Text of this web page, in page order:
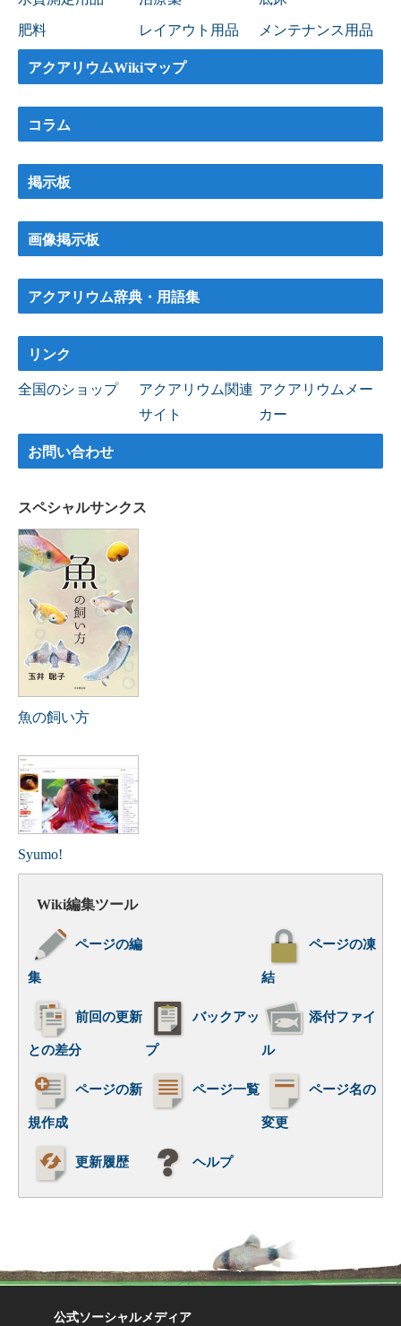
肥料 レイアウト用品 メンテナンス用品
アクアリウムWikiマップ
コラム
掲示板
画像掲示板
アクアリウム辞典・用語集
リンク
全国のショップ
アクアリウム関連
サイト
アクアリウムメー
カー
お問い合わせ
スペシャルサンクス
魚の飼い方
Syumo!
Wiki編集ツール
ページの編
集
ページの凍
結
前回の更新
との差分
バックアッ
プ
添付ファイ
ル
ページの新
規作成
ページ一覧 ページ名の
変更
更新履歴 ヘルプ
公式ソーシャルメディア